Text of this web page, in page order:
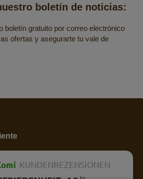
boletín de noticias:
boletín gratuito por correo electrónico
ofertas y asegurarte tu vale de
KUNDENREZENSIONEN